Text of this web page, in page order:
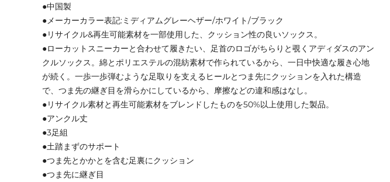
●中国製
●メーカーカラー表記:ミディアムグレーヘザー/ホワイト/ブラック
●リサイクル&再生可能素材を一部使用した、クッション性の良いソックス。
●ローカットスニーカーと合わせて履きたい、足首のロゴがちらりと覗くアディダスのアン
クルソックス。綿とポリエステルの混紡素材で作られているから、一日中快適な履き心地
が続く。一歩一歩弾むような足取りを支えるヒールとつま先にクッションを入れた構造
で、つま先の継ぎ目を滑らかにしているから、摩擦などの違和感はなし。
●リサイクル素材と再生可能素材をブレンドしたものを50%以上使用した製品。
●アンクル丈
●3足組
●土踏まずのサポート
●つま先とかかとを含む足裏にクッション
●つま先に継ぎ目